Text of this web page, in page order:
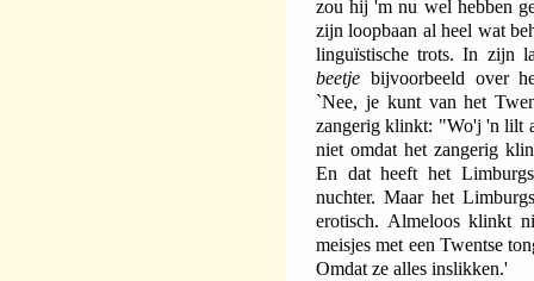
zou hij 'm nu wel hebben
zijn loopbaan al heel wat
linguïstische trots. In zijn
beetje bijvoorbeeld over
`Nee, je kunt van het
zangerig klinkt: "Wo'j 'n lilt
niet omdat het zangerig
En dat heeft het
nuchter. Maar het
erotisch. Almeloos klinkt
meisjes met een Twentse
Omdat ze alles inslikken.'